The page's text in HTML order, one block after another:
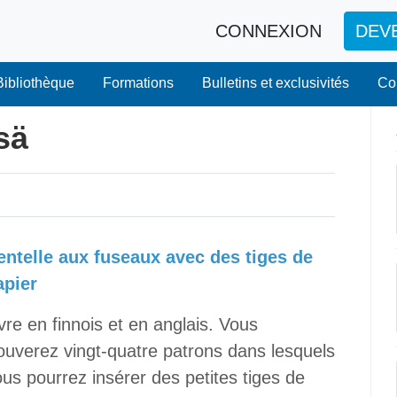
CONNEXION
Formations Bulletins et exclusivités
aux fuseaux avec des tiges de
en finnois et en anglais. Vous
vingt-quatre patrons dans lesquels
pourrez insérer des petites tiges de